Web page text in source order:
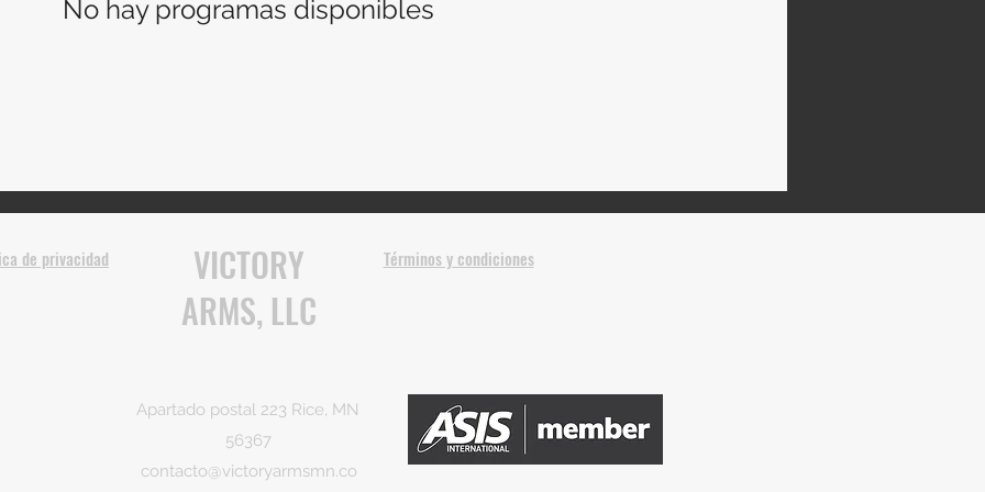
No hay programas disponibles
de privacidad
VICTORY
ARMS, LLC
Términos y condiciones
Apartado postal 223 Rice, MN
56367
contacto@victoryarmsmn.co